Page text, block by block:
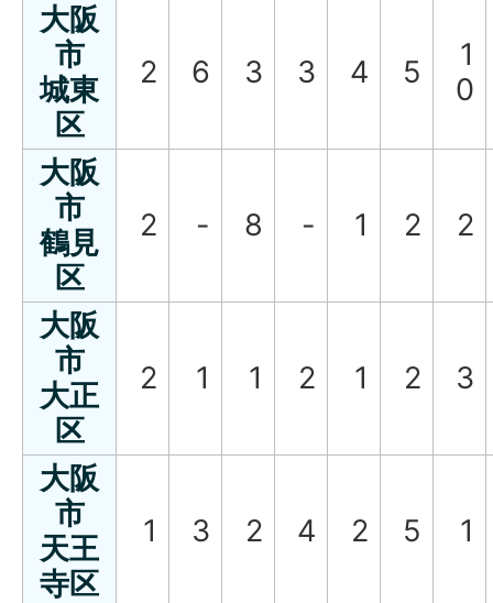
大阪
市
城東
区
2 6 3 3 4 5
1
0
大阪
市
鶴見
区
2 - 8 - 1 2 2
大阪
市
大正
区
2 1 1 2 1 2 3
大阪
市
天王
寺区
1 3 2 4 2 5 1